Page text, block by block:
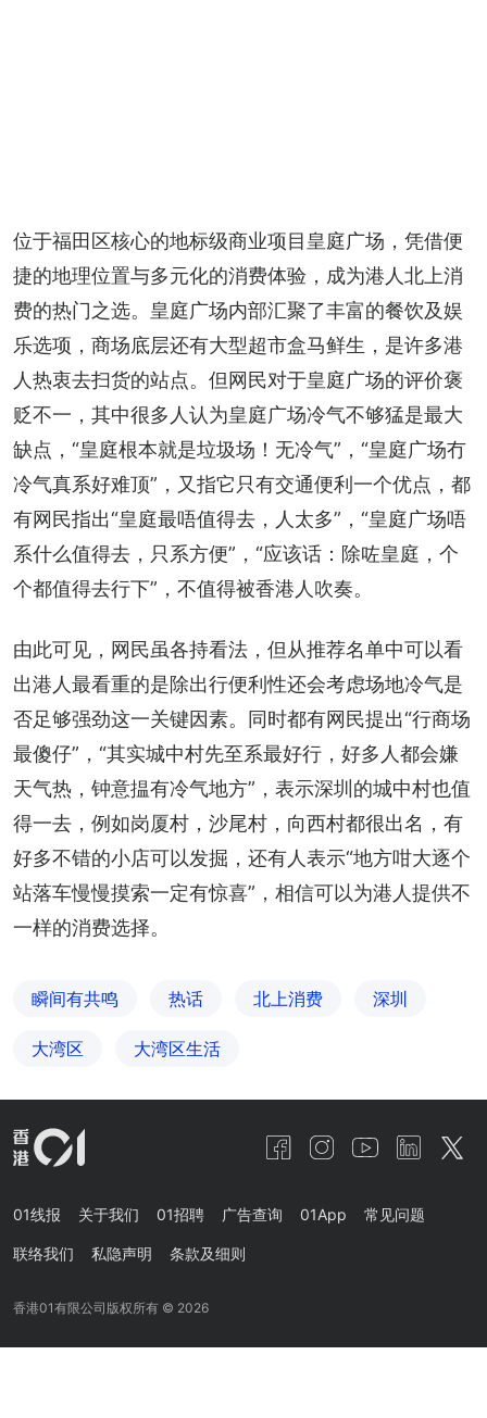
位于福田区核心的地标级商业项目皇庭广场，凭借便
捷的地理位置与多元化的消费体验，成为港人北上消
费的热门之选。皇庭广场内部汇聚了丰富的餐饮及娱
乐选项，商场底层还有大型超市盒马鲜生，是许多港
人热衷去扫货的站点。但网民对于皇庭广场的评价褒
贬不一，其中很多人认为皇庭广场冷气不够猛是最大
缺点，“皇庭根本就是垃圾场！无冷气”，“皇庭广场冇
冷气真系好难顶”，又指它只有交通便利一个优点，都
有网民指出“皇庭最唔值得去，人太多”，“皇庭广场唔
系什么值得去，只系方便”，“应该话：除咗皇庭，个
个都值得去行下”，不值得被香港人吹奏。
由此可见，网民虽各持看法，但从推荐名单中可以看
出港人最看重的是除出行便利性还会考虑场地冷气是
否足够强劲这一关键因素。同时都有网民提出“行商场
最傻仔”，“其实城中村先至系最好行，好多人都会嫌
天气热，钟意揾有冷气地方”，表示深圳的城中村也值
得一去，例如岗厦村，沙尾村，向西村都很出名，有
好多不错的小店可以发掘，还有人表示“地方咁大逐个
站落车慢慢摸索一定有惊喜”，相信可以为港人提供不
一样的消费选择。
瞬间有共鸣 热话 北上消费 深圳
大湾区 大湾区生活
01线报 关于我们 01招聘 广告查询 01App 常见问题
联络我们 私隐声明 条款及细则
香港01有限公司版权所有 © 2026